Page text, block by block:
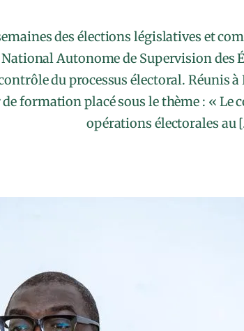
des élections législatives et
National Autonome de Supervision des
du processus électoral. Réunis
de formation placé sous le thème : « Le
opérations électorales au